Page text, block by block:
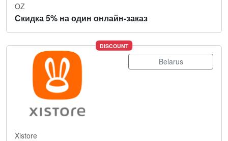
OZ
Скидка 5% на один онлайн-заказ
DISCOUNT
Belarus
Xistore